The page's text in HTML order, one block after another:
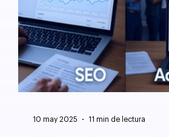
10 may 2025 11 min de lectura